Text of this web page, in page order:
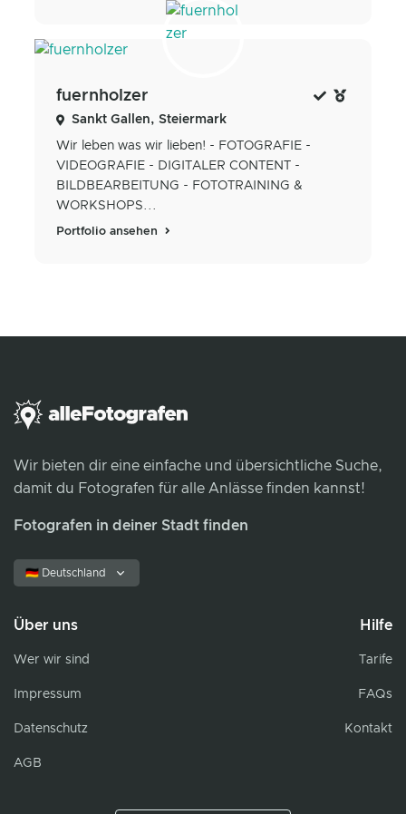
fuernholzer
Sankt Gallen, Steiermark
Wir leben was wir lieben! - FOTOGRAFIE -
VIDEOGRAFIE - DIGITALER CONTENT -
BILDBEARBEITUNG - FOTOTRAINING &
WORKSHOPS...
Portfolio ansehen
Wir bieten dir eine einfache und übersichtliche Suche,
damit du Fotografen für alle Anlässe finden kannst!
Fotografen in deiner Stadt finden
🇩🇪 Deutschland
Über uns
Wer wir sind
Impressum
Datenschutz
AGB
Hilfe
Tarife
FAQs
Kontakt